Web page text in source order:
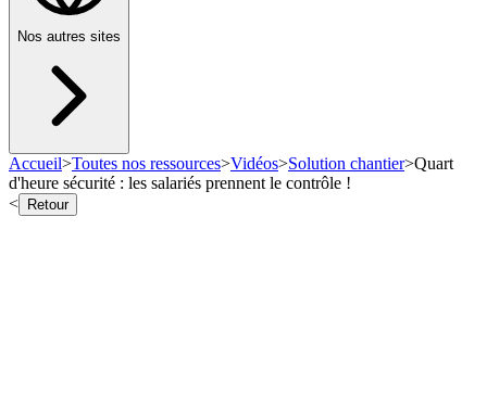
Nos autres sites
Accueil>Toutes nos ressources>Vidéos>Solution chantier>Quart
d'heure sécurité : les salariés prennent le contrôle !
<
Retour